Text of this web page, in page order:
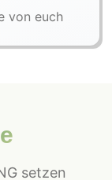
von euch
setzen